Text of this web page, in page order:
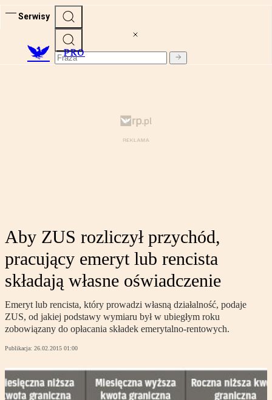
Serwisy
PRO
Aby ZUS rozliczył przychód,
pracujący emeryt lub rencista
składają własne oświadczenie
Emeryt lub rencista, który prowadzi własną działalność, podaje
ZUS, od jakiej podstawy wymiaru był w ubiegłym roku
zobowiązany do opłacania składek emerytalno-rentowych.
Publikacja: 26.02.2015 01:00